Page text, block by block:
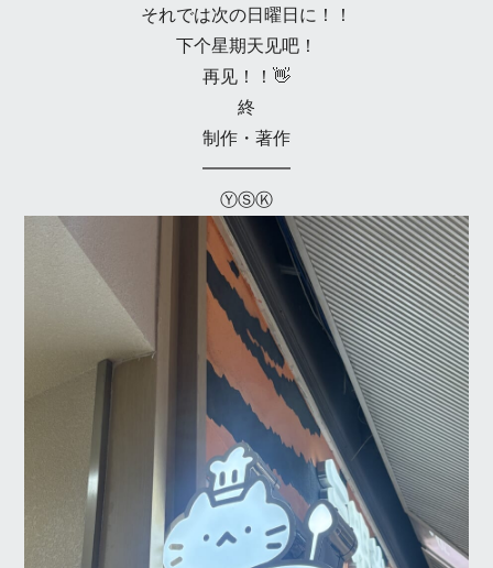
それでは次の日曜日に！！
下个星期天见吧！
再见！！👋
終
制作・著作
━━━━━
ⓎⓈⓀ